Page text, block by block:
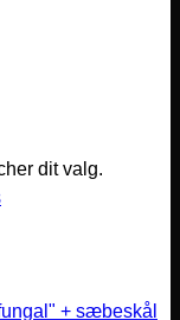
dit valg.